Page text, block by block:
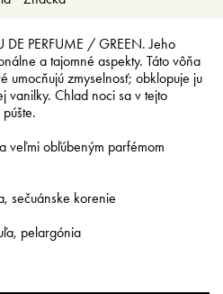
DE PERFUME / GREEN. Jeho
a tajomné aspekty. Táto vôňa
umocňujú zmyselnosť; obklopuje ju
vanilky. Chlad noci sa v tejto
veľmi obľúbeným parfémom
sečuánske korenie
pelargónia